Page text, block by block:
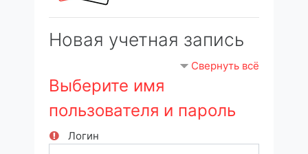
Новая учетная запись
Свернуть всё
Выберите имя
пользователя и пароль
Логин